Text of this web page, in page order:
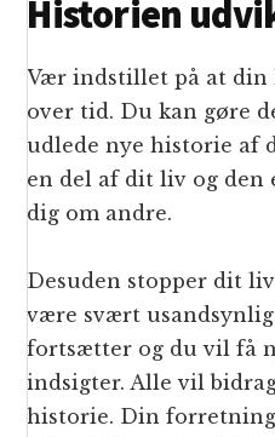
Historien
Vær indstillet på at
over tid. Du kan gøre
udlede nye historie af
en del af dit liv og
dig om andre.
Desuden stopper dit
være svært
fortsætter og du vil få
indsigter. Alle vil
historie. Din